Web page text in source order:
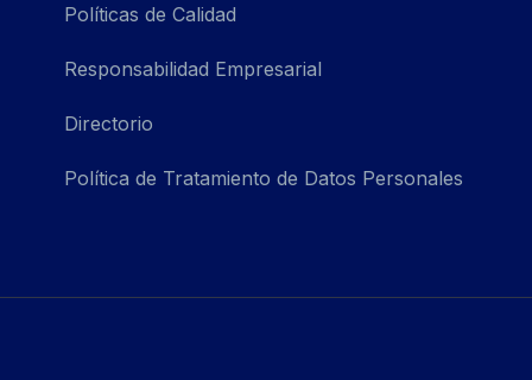
Políticas de Calidad
Responsabilidad Empresarial
Directorio
Política de Tratamiento de Datos Personales